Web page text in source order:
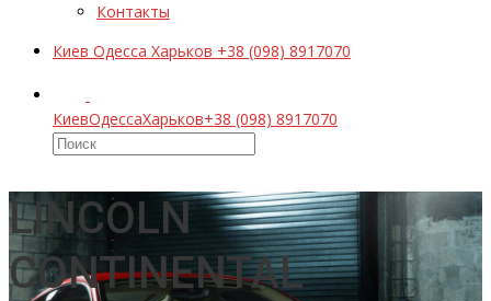
Контакты
Киев Одесса Харьков +38 (098) 8917070
КиевОдессаХарьков+38 (098) 8917070
LINCOLN
CONTINENTAL